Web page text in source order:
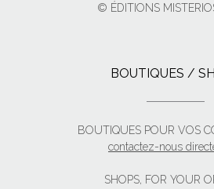
© ÉDITIONS
BOUTIQUES /
BOUTIQUES POUR VOS
contactez-nous
SHOPS, FOR YOUR